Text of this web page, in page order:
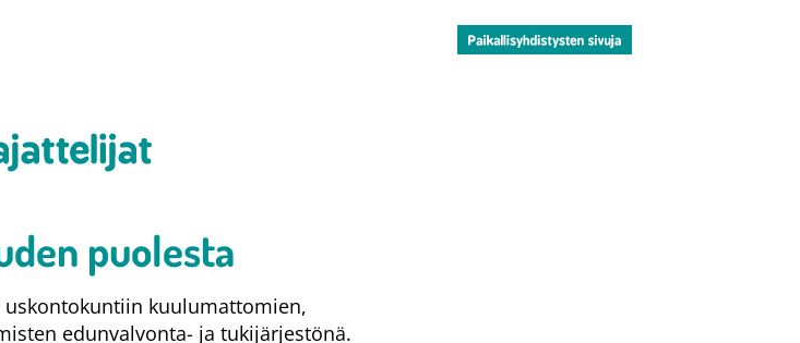
puolesta​
kuulumattomien,
edunvalvonta- ja tukijärjestönä.